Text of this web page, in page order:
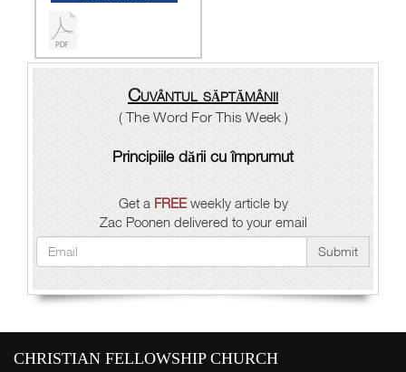
Cuvântul săptămânii
( The Word For This Week )
Principiile dării cu împrumut
Get a FREEweekly article by
Zac Poonen delivered to your email
Submit
CHRISTIAN FELLOWSHIP CHURCH